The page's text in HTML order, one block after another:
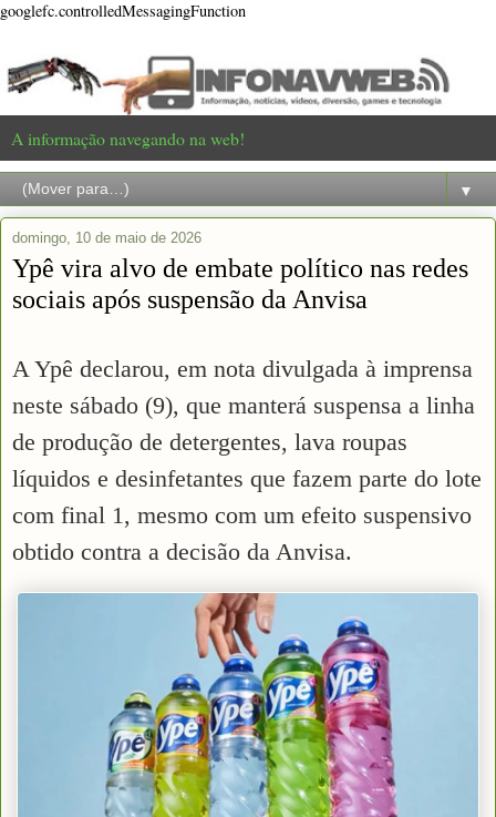
googlefc.controlledMessagingFunction
A informação navegando na web!
▼
domingo, 10 de maio de 2026
Ypê vira alvo de embate político nas redes
sociais após suspensão da Anvisa
A Ypê declarou, em nota divulgada à imprensa
neste sábado (9), que manterá suspensa a linha
de produção de detergentes, lava roupas
líquidos e desinfetantes que fazem parte do lote
com final 1, mesmo com um efeito suspensivo
obtido contra a decisão da Anvisa.